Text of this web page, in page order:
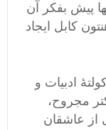
پیش بفکر آن
کابل ایجاد
فاکولتۀ ادبیات و
مجروح،
از عاشقان